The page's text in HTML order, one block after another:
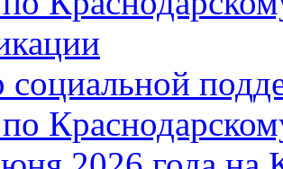
социальной